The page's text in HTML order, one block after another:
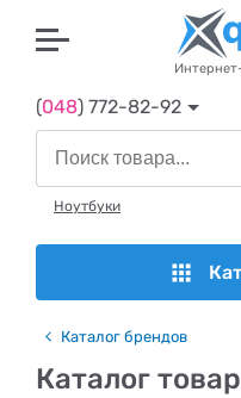
(048) 772-82-92
Ноутбуки
Каталог брендов
Каталог